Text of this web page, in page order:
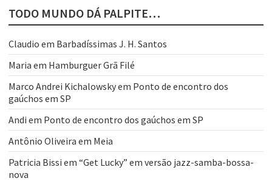
TODO MUNDO DÁ PALPITE…
Claudio em Barbadíssimas J. H. Santos
Maria em Hamburguer Grã Filé
Marco Andrei Kichalowskyem Ponto de encontro dos
gaúchos em SP
Andi em Ponto de encontro dos gaúchos em SP
Antônio Oliveira em Meia
Patricia Bissi em “Get Lucky” em versão jazz-samba-bossa-
nova